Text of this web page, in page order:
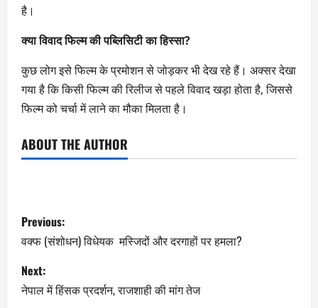
है।
क्या विवाद फिल्म की पब्लिसिटी का हिस्सा?
कुछ लोग इसे फिल्म के प्रमोशन से जोड़कर भी देख रहे हैं। अक्सर देखा
गया है कि किसी फिल्म की रिलीज से पहले विवाद खड़ा होता है, जिससे
फिल्म को चर्चा में लाने का मौका मिलता है।
ABOUT THE AUTHOR
Previous:
वक्फ (संशोधन) विधेयक मस्जिदों और दरगाहों पर हमला?
Next:
नेपाल में हिंसक प्रदर्शन, राजशाही की मांग तेज